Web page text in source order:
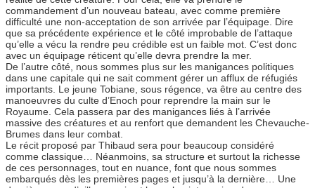
commandement d’un nouveau bateau, avec comme première
difficulté une non-acceptation de son arrivée par l’équipage. Dire
que sa précédente expérience et le côté improbable de l’attaque
qu’elle a vécu la rendre peu crédible est un faible mot. C’est donc
avec un équipage réticent qu’elle devra prendre la mer.
De l’autre côté, nous sommes plus sur les manigances politiques
dans une capitale qui ne sait comment gérer un afflux de réfugiés
importants. Le jeune Tobiane, sous régence, va être au centre des
manoeuvres du culte d’Enoch pour reprendre la main sur le
Royaume. Cela passera par des manigances liés à l’arrivée
massive des créatures et au renfort que demandent les Chevauche-
Brumes dans leur combat.
Le récit proposé par Thibaud sera pour beaucoup considéré
comme classique… Néanmoins, sa structure et surtout la richesse
de ces personnages, tout en nuance, font que nous sommes
embarqués dès les premières pages et jusqu’à la dernière… Une